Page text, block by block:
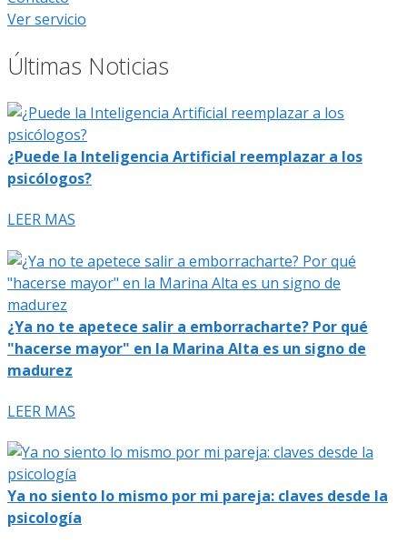
Ver servicio
Últimas Noticias
¿Puede la Inteligencia Artificial reemplazar a los
psicólogos?
LEER MAS
¿Ya no te apetece salir a emborracharte? Por qué
"hacerse mayor" en la Marina Alta es un signo de
madurez
LEER MAS
Ya no siento lo mismo por mi pareja: claves desde la
psicología